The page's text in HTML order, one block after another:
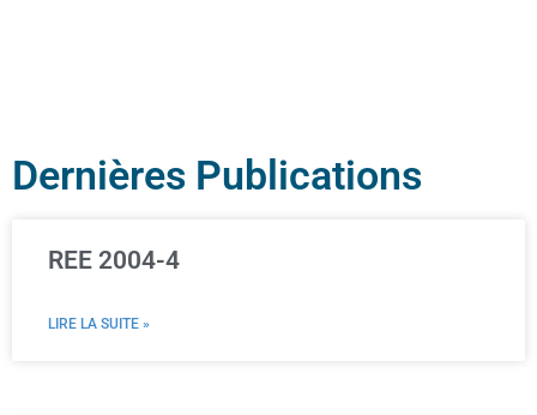
Dernières Publications
REE 2004-4
LIRE LA SUITE »